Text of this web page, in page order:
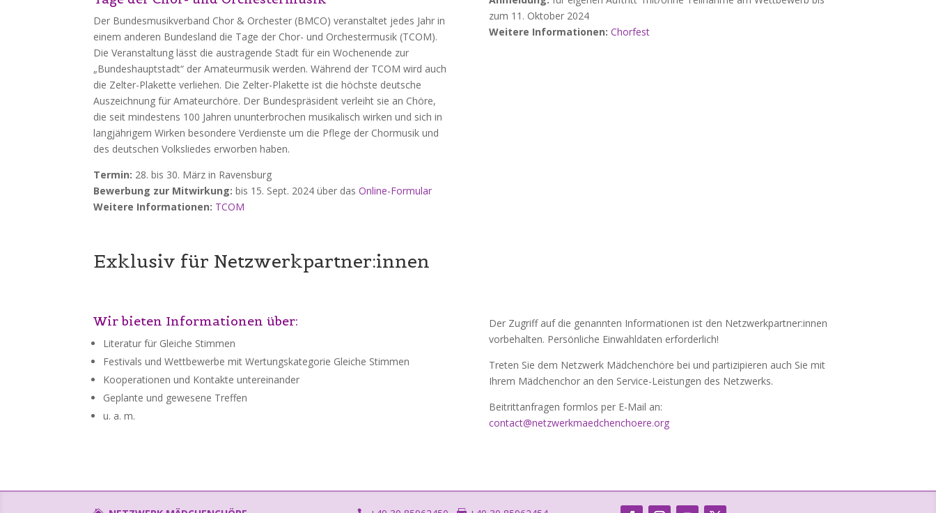
Der Bundesmusikverband Chor & Orchester (BMCO) veranstaltet jedes Jahr in
einem anderen Bundesland die Tage der Chor- und Orchestermusik (TCOM).
Die Veranstaltung lässt die austragende Stadt für ein Wochenende zur
„Bundeshauptstadt“ der Amateurmusik werden. Während der TCOM wird auch
die Zelter-Plakette verliehen. Die Zelter-Plakette ist die höchste deutsche
Auszeichnung für Amateurchöre. Der Bundespräsident verleiht sie an Chöre,
die seit mindestens 100 Jahren ununterbrochen musikalisch wirken und sich in
langjährigem Wirken besondere Verdienste um die Pflege der Chormusik und
des deutschen Volksliedes erworben haben.
Termin: 28. bis 30. März in Ravensburg
Bewerbung zur Mitwirkung: bis 15. Sept. 2024 über dasOnline-Formular
Weitere Informationen: TCOM
zum 11. Oktober 2024
Weitere Informationen: Chorfest
Exklusiv für Netzwerkpartner:innen
Wir bieten Informationen über:
Literatur für Gleiche Stimmen
Festivals und Wettbewerbe mit Wertungskategorie Gleiche Stimmen
Kooperationen und Kontakte untereinander
Geplante und gewesene Treffen
u. a. m.
Der Zugriff auf die genannten Informationen ist den Netzwerkpartner:innen
vorbehalten. Persönliche Einwahldaten erforderlich!
Treten Sie dem Netzwerk Mädchenchöre bei und partizipieren auch Sie mit
Ihrem Mädchenchor an den Service-Leistungen des Netzwerks.
Beitrittanfragen formlos per E-Mail an:
contact@netzwerkmaedchenchoere.org